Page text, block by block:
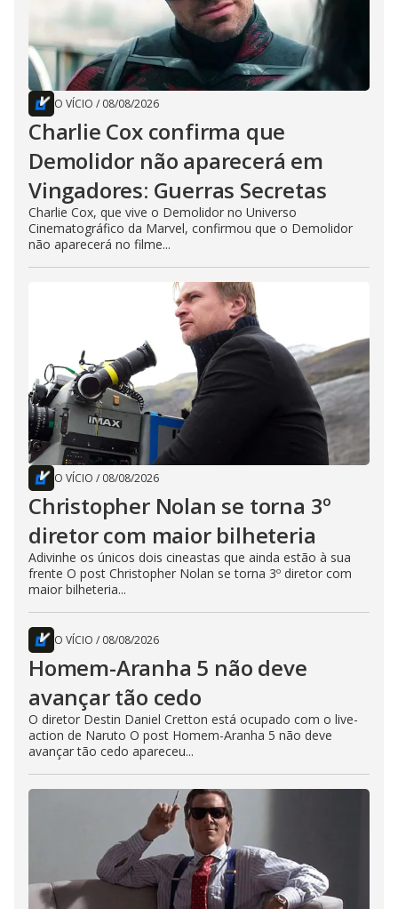
O VÍCIO / 08/08/2026
Charlie Cox confirma que
Demolidor não aparecerá em
Vingadores: Guerras Secretas
Charlie Cox, que vive o Demolidor no Universo
Cinematográfico da Marvel, confirmou que o Demolidor
não aparecerá no filme...
O VÍCIO / 08/08/2026
Christopher Nolan se torna 3º
diretor com maior bilheteria
Adivinhe os únicos dois cineastas que ainda estão à sua
frente O post Christopher Nolan se torna 3º diretor com
maior bilheteria...
O VÍCIO / 08/08/2026
Homem-Aranha 5 não deve
avançar tão cedo
O diretor Destin Daniel Cretton está ocupado com o live-
action de Naruto O post Homem-Aranha 5 não deve
avançar tão cedo apareceu...